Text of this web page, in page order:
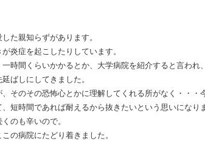
た親知らずがあります。
炎症を起こしたりしています。
時間くらいかかるとか、大学病院を紹介すると言わ
ばしにしてきました。
そのその恐怖心とかに理解してくれる所がなく・・・
短時間であれば耐えるから抜きたいという思いになり
のも辛いので。
の病院にたどり着きました。